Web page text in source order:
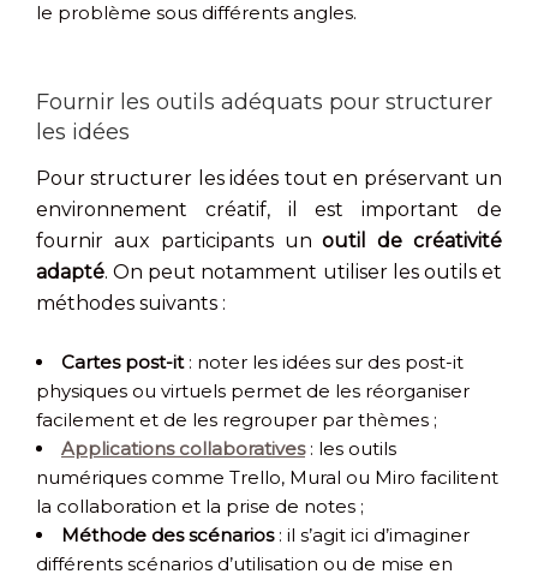
le problème sous différents angles.
Fournir les outils adéquats pour structurer
les idées
Pour structurer les idées tout en préservant un
environnement créatif, il est important de
fournir aux participants unoutil de créativité
adapté. On peut notamment utiliser les outils et
méthodes suivants :
Cartes post-it: noter les idées sur des post-it
physiques ou virtuels permet de les réorganiser
facilement et de les regrouper par thèmes ;
Applications collaboratives: les outils
numériques comme Trello, Mural ou Miro facilitent
la collaboration et la prise de notes ;
Méthode des scénarios: il s’agit ici d’imaginer
différents scénarios d’utilisation ou de mise en